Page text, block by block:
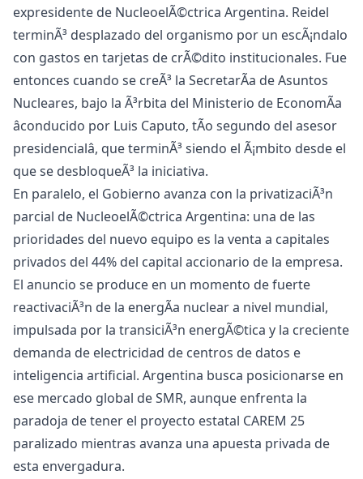
expresidente de NucleoelÃ©ctrica Argentina. Reidel
terminÃ³ desplazado del organismo por un escÃ¡ndalo
con gastos en tarjetas de crÃ©dito institucionales. Fue
entonces cuando se creÃ³ la SecretarÃ­a de Asuntos
Nucleares, bajo la Ã³rbita del Ministerio de EconomÃ­a
âconducido por Luis Caputo, tÃ­o segundo del asesor
presidencialâ, que terminÃ³ siendo el Ã¡mbito desde el
que se desbloqueÃ³ la iniciativa.
En paralelo, el Gobierno avanza con la privatizaciÃ³n
parcial de NucleoelÃ©ctrica Argentina: una de las
prioridades del nuevo equipo es la venta a capitales
privados del 44% del capital accionario de la empresa.
El anuncio se produce en un momento de fuerte
reactivaciÃ³n de la energÃ­a nuclear a nivel mundial,
impulsada por la transiciÃ³n energÃ©tica y la creciente
demanda de electricidad de centros de datos e
inteligencia artificial. Argentina busca posicionarse en
ese mercado global de SMR, aunque enfrenta la
paradoja de tener el proyecto estatal CAREM 25
paralizado mientras avanza una apuesta privada de
esta envergadura.